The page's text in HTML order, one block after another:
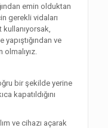
emin olduktan
gerekli vidaları
kullanıyorsak,
ve
olmalıyız.
bir şekilde yerine
kapatıldığını
ve cihazı açarak